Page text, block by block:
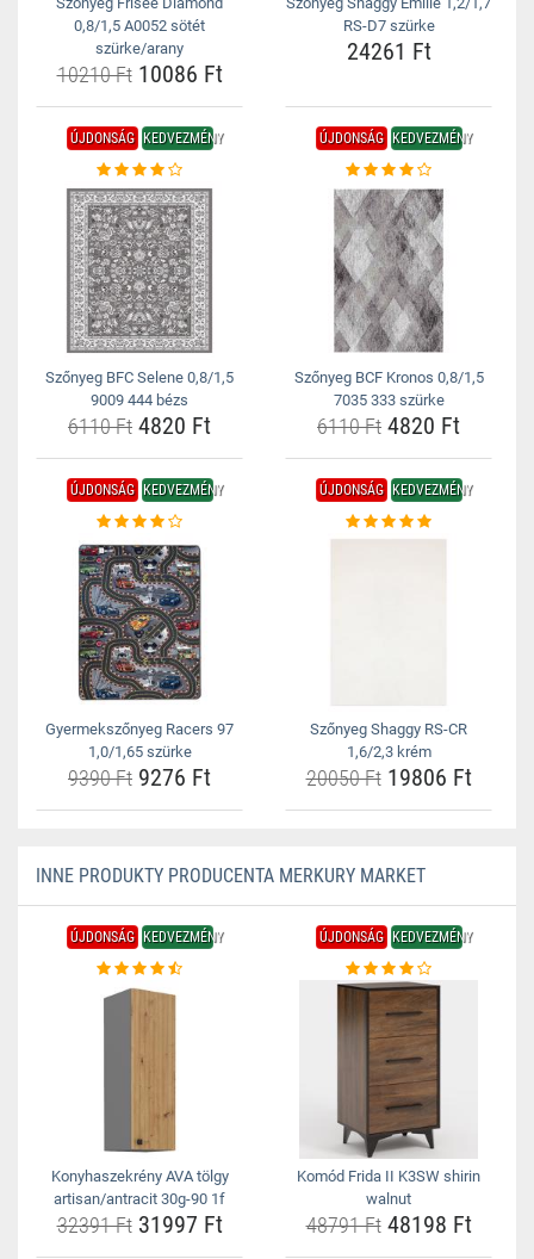
0,8/1,5 A0052 sötét
szürke/arany
10210 Ft10086 Ft
RS-D7 szürke
24261 Ft
ÚJDONSÁG KEDVEZMÉNY
Szőnyeg BFC Selene 0,8/1,5
9009 444 bézs
6110 Ft 4820 Ft
ÚJDONSÁG KEDVEZMÉNY
Szőnyeg BCF Kronos 0,8/1,5
7035 333 szürke
6110 Ft 4820 Ft
ÚJDONSÁG KEDVEZMÉNY
Gyermekszőnyeg Racers 97
1,0/1,65 szürke
9390 Ft 9276 Ft
ÚJDONSÁG KEDVEZMÉNY
Szőnyeg Shaggy RS-CR
1,6/2,3 krém
20050 Ft19806 Ft
INNE PRODUKTY PRODUCENTA MERKURY MARKET
ÚJDONSÁG KEDVEZMÉNY
Konyhaszekrény AVA tölgy
artisan/antracit 30g-90 1f
32391 Ft31997 Ft
ÚJDONSÁG KEDVEZMÉNY
Komód Frida II K3SW shirin
walnut
48791 Ft48198 Ft